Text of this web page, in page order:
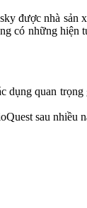
được nhà sản
có những
quan
sau nhiều